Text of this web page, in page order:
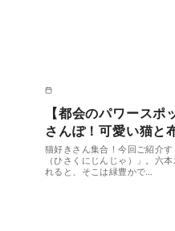
【都会のパワース
さんぽ！可愛い猫と
猫好きさん集合！今回ご紹介
（ひさくにじんじゃ）」。六
れると、そこは緑豊かで…